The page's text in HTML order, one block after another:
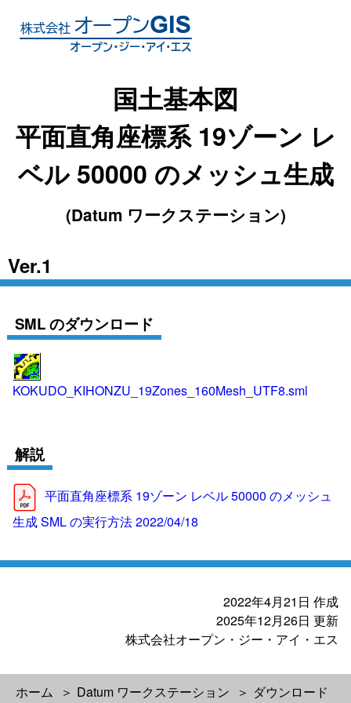
国土基本図
平面直角座標系 19ゾーン レ
ベル 50000 のメッシュ生成
(Datum ワークステーション)
Ver.1
SML のダウンロード
KOKUDO_KIHONZU_19Zones_160Mesh_UTF8.sml
解説
平面直角座標系 19ゾーン レベル 50000 のメッシュ
生成 SML の実行方法 2022/04/18
2022年4月21日 作成
2025年12月26日 更新
株式会社オープン・ジー・アイ・エス
ホーム Datum ワークステーション
ダウンロード